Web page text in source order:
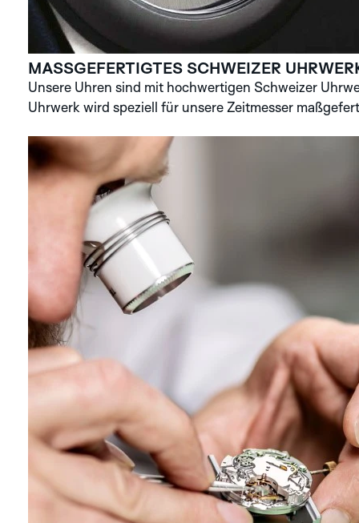
MASSGEFERTIGTES SCHWEIZER
Unsere Uhren sind mit hochwertigen Schweizer
Uhrwerk wird speziell für unsere Zeitmesser